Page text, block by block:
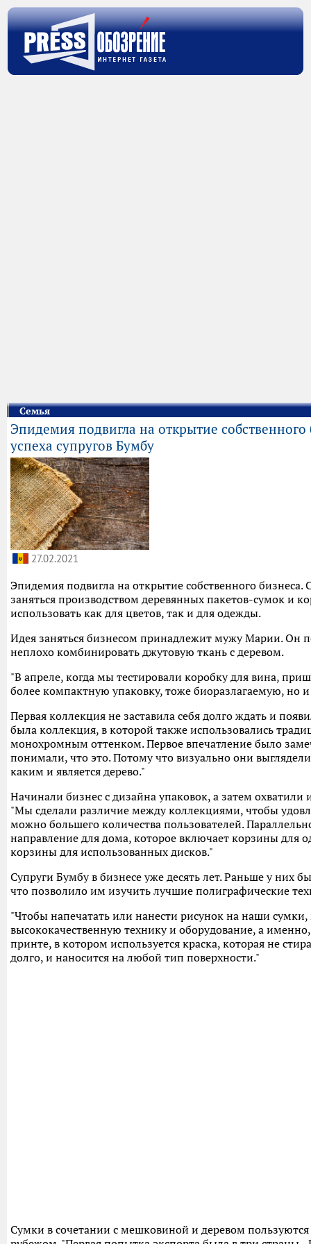
Семья
Эпидемия подвигла на открытие собственного
успеха супругов Бумбу
27.02.2021
Эпидемия подвигла на открытие собственного
заняться производством деревянных пакетов-сумок и
использовать как для цветов, так и для одежды.
Идея заняться бизнесом принадлежит мужу Марии. Он
неплохо комбинировать джутовую ткань с деревом.
"В апреле, когда мы тестировали коробку для вина,
более компактную упаковку, тоже биоразлагаемую,
Первая коллекция не заставила себя долго ждать и
была коллекция, в которой также использовались
монохромным оттенком. Первое впечатление было
понимали, что это. Потому что визуально они
каким и является дерево."
Начинали бизнес с дизайна упаковок, а затем охватили
"Мы сделали различие между коллекциями, чтобы
можно большего количества пользователей.
направление для дома, которое включает корзины для
корзины для использованных дисков."
Супруги Бумбу в бизнесе уже десять лет. Раньше у них
что позволило им изучить лучшие полиграфические
"Чтобы напечатать или нанести рисунок на наши
высококачественную технику и оборудование, а
принте, в котором используется краска, которая не
долго, и наносится на любой тип поверхности."
Сумки в сочетании с мешковиной и деревом